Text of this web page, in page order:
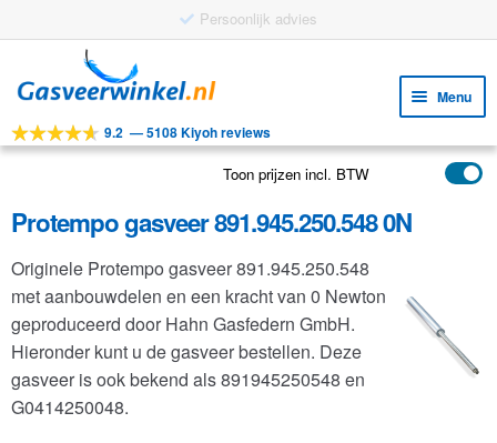
Gratis verzending vanaf €25
door
navigatie
naar
inhoud
Menu
Tools
Toepassingen
Klantenservice
FAQ
9.2 —5108 Kiyoh reviews
Toon prijzen incl. BTW
Protempo gasveer 891.945.250.548 0N
Originele Protempo gasveer 891.945.250.548
met aanbouwdelen en een kracht van 0 Newton
geproduceerd door Hahn Gasfedern GmbH.
Hieronder kunt u de gasveer bestellen. Deze
gasveer is ook bekend als 891945250548 en
G0414250048.